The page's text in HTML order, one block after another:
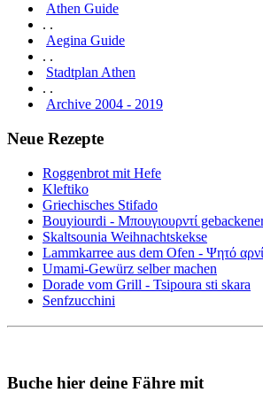
Athen Guide
. .
Aegina Guide
. .
Stadtplan Athen
. .
Archive 2004 - 2019
Neue Rezepte
Roggenbrot mit Hefe
Kleftiko
Griechisches Stifado
Bouyiourdi - Μπουγιουρντί
Skaltsounia Weihnachtskekse
Lammkarree aus dem Ofen - Ψητό
Umami-Gewürz selber machen
Dorade vom Grill - Tsipoura sti skara
Senfzucchini
Buche hier deine Fähre mit